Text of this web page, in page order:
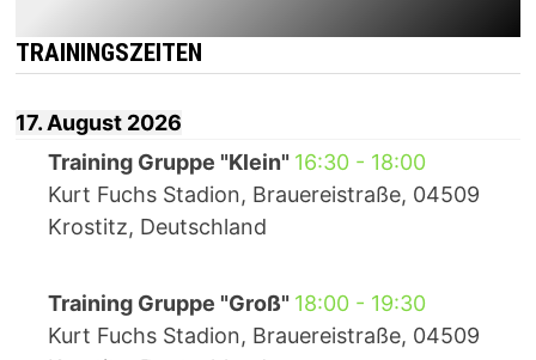
TRAININGSZEITEN
17. August 2026
Training Gruppe "Klein" 16:30- 18:00
Kurt Fuchs Stadion, Brauereistraße, 04509
Krostitz, Deutschland
Training Gruppe "Groß" 18:00- 19:30
Kurt Fuchs Stadion, Brauereistraße, 04509